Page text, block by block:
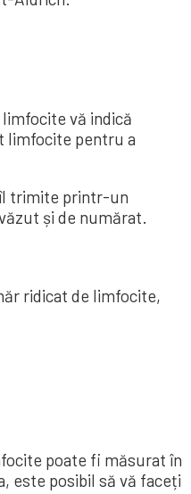
vă indică
limfocite pentru a
trimite printr-un
și de numărat.
ridicat de limfocite,
poate fi măsurat în
este posibil să vă faceți